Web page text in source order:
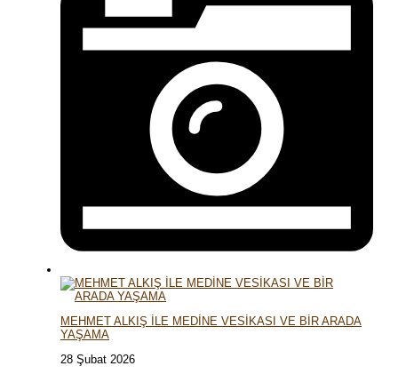
MEHMET ALKIŞ İLE MEDİNE VESİKASI VE BİR ARADA
YAŞAMA
28 Şubat 2026